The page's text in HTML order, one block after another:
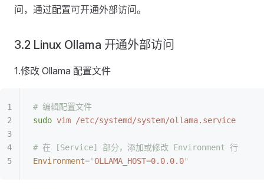
问，通过配置可开通外部访问。
3.2 Linux Ollama 开通外部访问
1.修改 Ollama 配置文件
# 编辑配置文件
sudo vim /etc/systemd/system/ollama.service
# 在 [Service] 部分，添加或修改 Environment 行
Environment="OLLAMA_HOST=0.0.0.0"